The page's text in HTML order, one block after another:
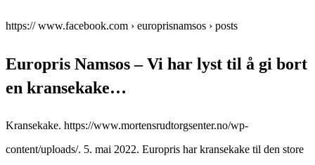
https:// www.facebook.com › europrisnamsos › posts
Europris Namsos – Vi har lyst til å gi bort
en kransekake…
Kransekake. https://www.mortensrudtorgsenter.no/wp-
content/uploads/. 5. mai 2022. Europris har kransekake til den store